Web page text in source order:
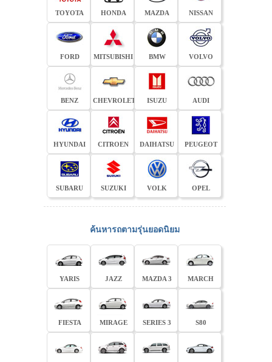
TOYOTA HONDA MAZDA NISSAN
FORD MITSUBISHI BMW VOLVO
BENZ CHEVROLET ISUZU AUDI
HYUNDAI CITROEN DAIHATSU PEUGEOT
SUBARU SUZUKI VOLK OPEL
ค้นหารถตามรุ่นยอดนิยม
YARIS JAZZ MAZDA 3 MARCH
FIESTA MIRAGE SERIES 3 S80